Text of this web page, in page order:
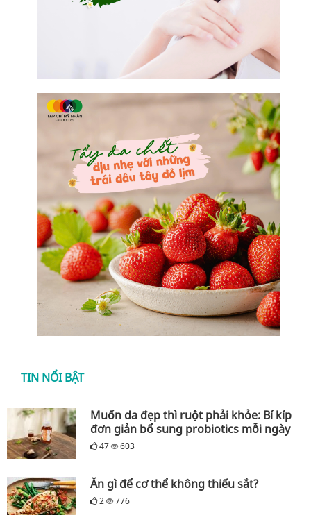
TIN NỔI BẬT
Muốn da đẹp thì ruột phải khỏe: Bí kíp
đơn giản bổ sung probiotics mỗi ngày
47 603
Ăn gì để cơ thể không thiếu sắt?
2 776